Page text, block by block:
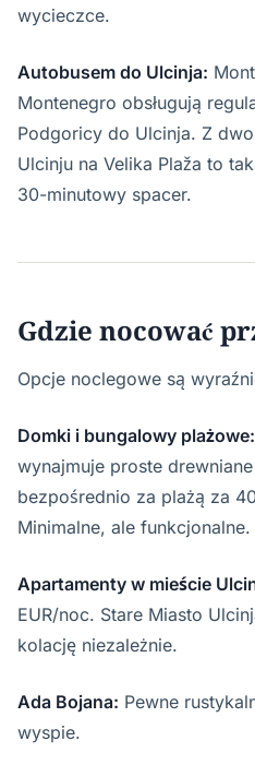
wycieczce.
Autobusem do Ulcinja:
Montenegro obsługują
Podgoricy do Ulcinja. Z
Ulcinju na Velika Plaža to
30-minutowy spacer.
Gdzie nocować
Opcje noclegowe są
Domki i bungalowy plażowe:
wynajmuje proste
bezpośrednio za plażą za
Minimalne, ale funkcjonalne.
Apartamenty w mieście
EUR/noc. Stare Miasto
kolację niezależnie.
Ada Bojana: Pewne
wyspie.